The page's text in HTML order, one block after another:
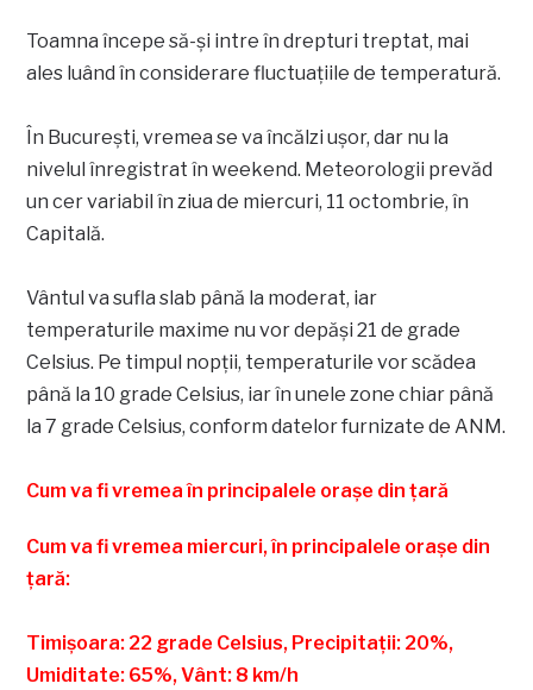
Toamna începe să-și intre în drepturi treptat, mai
ales luând în considerare fluctuațiile de temperatură.
În București, vremea se va încălzi ușor, dar nu la
nivelul înregistrat în weekend. Meteorologii prevăd
un cer variabil în ziua de miercuri, 11 octombrie, în
Capitală.
Vântul va sufla slab până la moderat, iar
temperaturile maxime nu vor depăși 21 de grade
Celsius. Pe timpul nopții, temperaturile vor scădea
până la 10 grade Celsius, iar în unele zone chiar până
la 7 grade Celsius, conform datelor furnizate de ANM.
Cum va fi vremea în principalele orașe din țară
Cum va fi vremea miercuri, în principalele orașe din
țară:
Timișoara: 22 grade Celsius, Precipitații: 20%,
Umiditate: 65%, Vânt: 8 km/h